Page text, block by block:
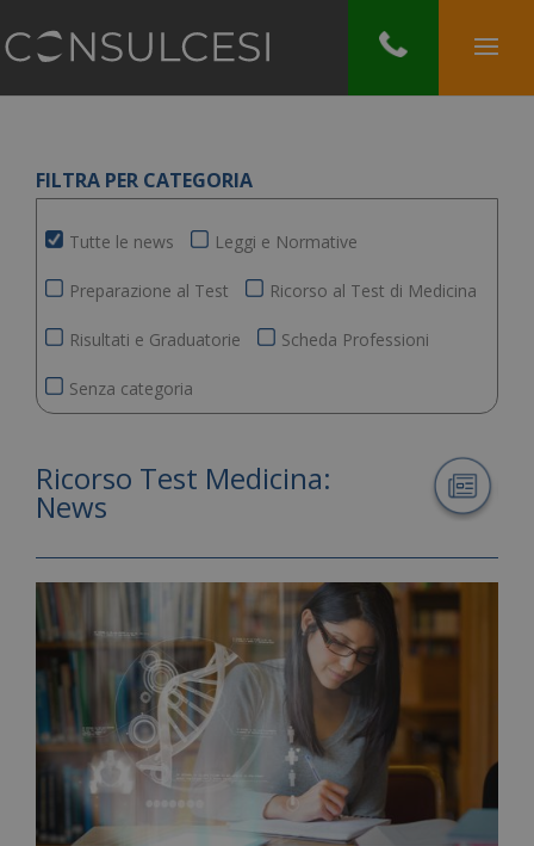
FILTRA PER CATEGORIA
Tutte le news Leggi e Normative
Preparazione al Test Ricorso al Test di Medicina
Risultati e Graduatorie Scheda Professioni
Senza categoria
Ricorso Test Medicina:
News